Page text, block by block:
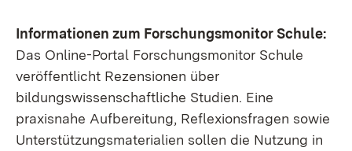
Informationen zum Forschungsmonitor Schule:
Das Online-Portal Forschungsmonitor Schule
veröffentlicht Rezensionen über
bildungswissenschaftliche Studien. Eine
praxisnahe Aufbereitung, Reflexionsfragen sowie
Unterstützungsmaterialien sollen die Nutzung in